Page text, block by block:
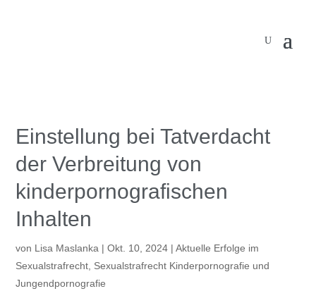
Einstellung bei Tatverdacht
der Verbreitung von
kinderpornografischen
Inhalten
von Lisa Maslanka |Okt. 10, 2024 |Aktuelle Erfolge im
Sexualstrafrecht Sexualstrafrecht Kinderpornografie und
Jungendpornografie